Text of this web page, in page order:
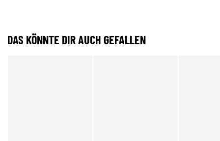
DAS KÖNNTE DIR AUCH GEFALLEN